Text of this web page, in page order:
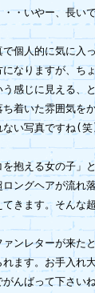
・・いやー、長い
個人的に気に入
になりますが、ち
う感じに見える、
着いた雰囲気を
い写真ですね(笑)
抱える女の子」
ロングヘアが流れ
てきます。そん
ンレターが来た
れます。お手入れ
がんばって下さい